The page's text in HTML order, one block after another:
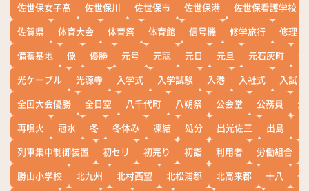
佐世保女子高
佐世保川 佐世保市 佐世保港
佐世保看護学校
佐賀県
体育大会 体育祭 体育館 信号機 修学旅行
修理
備蓄基地
像 優勝 元号 元寇 元日 元旦 元石灰町
光ケーブル
光源寺 入学式 入学試験 入港 入社式
入試
全国大会優勝
全日空 八千代町 八朔祭 公会堂 公務員
公
再噴火
冠水 冬 冬休み 凍結 処分 出光佐三 出島
列車集中制御装置
初セリ 初売り 初詣 利用者 労働組合
勝山小学校
北九州 北村西望 北松浦郡 北高来郡 十八
十